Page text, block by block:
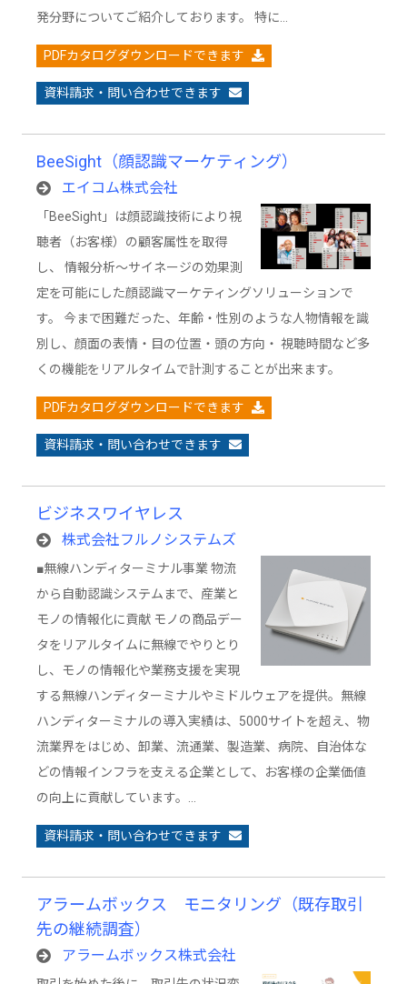
発分野についてご紹介しております。 特に…
PDFカタログダウンロードできます
資料請求・問い合わせできます
BeeSight（顔認識マーケティング）
エイコム株式会社
「BeeSight」は顔認識技術により視
聴者（お客様）の顧客属性を取得
し、 情報分析～サイネージの効果測
定を可能にした顔認識マーケティングソリューションで
す。 今まで困難だった、年齢・性別のような人物情報を識
別し、顔面の表情・目の位置・頭の方向・ 視聴時間など多
くの機能をリアルタイムで計測することが出来ます。
PDFカタログダウンロードできます
資料請求・問い合わせできます
ビジネスワイヤレス
株式会社フルノシステムズ
■無線ハンディターミナル事業 物流
から自動認識システムまで、産業と
モノの情報化に貢献 モノの商品デー
タをリアルタイムに無線でやりとり
し、モノの情報化や業務支援を実現
する無線ハンディターミナルやミドルウェアを提供。無線
ハンディターミナルの導入実績は、5000サイトを超え、物
流業界をはじめ、卸業、流通業、製造業、病院、自治体な
どの情報インフラを支える企業として、お客様の企業価値
の向上に貢献しています。…
資料請求・問い合わせできます
アラームボックス モニタリング（既存取引
先の継続調査）
アラームボックス株式会社